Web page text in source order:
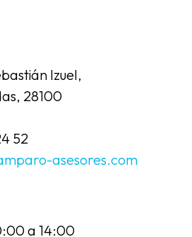
Izuel,
28100
52
asesores.com
a 14:00